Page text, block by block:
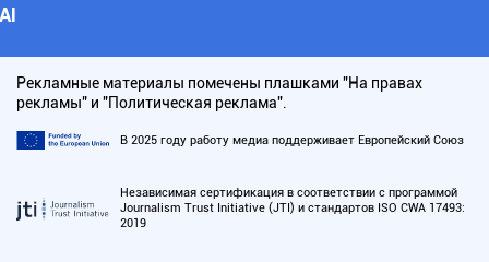
АI
Рекламные материалы помечены плашками "На правах
рекламы" и "Политическая реклама".
В 2025 году работу медиа поддерживает Европейский Союз
Независимая сертификация в соответствии с программой
Journalism Trust Initiative (JTI) и стандартов ISO CWA 17493:
2019